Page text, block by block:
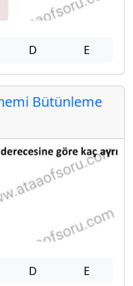
D E
Bütünleme
D E